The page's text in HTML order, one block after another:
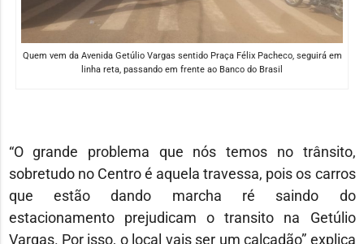
Quem vem da Avenida Getúlio Vargas sentido Praça Félix Pacheco, seguirá em
linha reta, passando em frente ao Banco do Brasil
“O grande problema que nós temos no trânsito,
sobretudo no Centro é aquela travessa, pois os carros
que estão dando marcha ré saindo do
estacionamento prejudicam o transito na Getúlio
Vargas. Por isso, o local vais ser um calçadão” explica